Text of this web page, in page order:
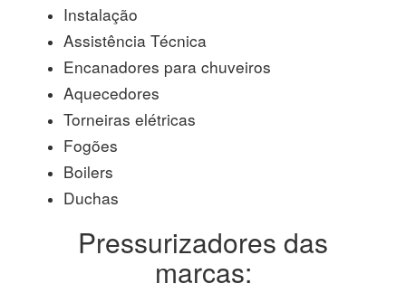
Instalação
Assistência Técnica
Encanadores para chuveiros
Aquecedores
Torneiras elétricas
Fogões
Boilers
Duchas
Pressurizadores das
marcas: